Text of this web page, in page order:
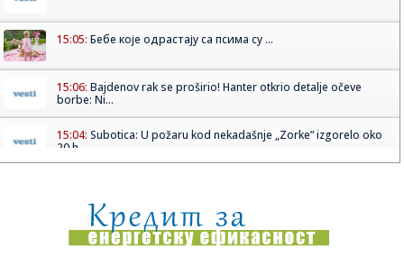
15:05: Бебе које одрастају са псима су ...
15:06: Bajdenov rak se proširio! Hanter otkrio detalje očeve
borbe: Ni...
15:04: Subotica: U požaru kod nekadašnje „Zorke” izgorelo oko
20 h...
15:04:"Magla band" puni dvorane širom regiona: U Sarajevu
publika bira...